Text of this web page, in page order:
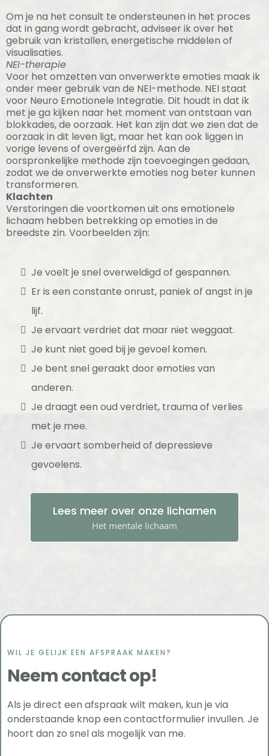
Om je na het consult te ondersteunen in het proces
dat in gang wordt gebracht, adviseer ik over het
gebruik van kristallen, energetische middelen of
visualisaties.
NEI-therapie
Voor het omzetten van onverwerkte emoties maak ik
onder meer gebruik van de NEI-methode. NEI staat
voor Neuro Emotionele Integratie. Dit houdt in dat ik
met je ga kijken naar het moment van ontstaan van
blokkades, de oorzaak. Het kan zijn dat we zien dat de
oorzaak in dit leven ligt, maar het kan ook liggen in
vorige levens of overgeërfd zijn. Aan de
oorspronkelijke methode zijn toevoegingen gedaan,
zodat we de onverwerkte emoties nog beter kunnen
transformeren.
Klachten
Verstoringen die voortkomen uit ons emotionele
lichaam hebben betrekking op emoties in de
breedste zin. Voorbeelden zijn:
Je voelt je snel overweldigd of gespannen.
Er is een constante onrust, paniek of angst in je
lijf.
Je ervaart verdriet dat maar niet weggaat.
Je kunt niet goed bij je gevoel komen.
Je bent snel geraakt door emoties van
anderen.
Je draagt een oud verdriet, trauma of verlies
met je mee.
Je ervaart somberheid of depressieve
gevoelens.
Lees meer over onze lichamen
Het mentale lichaam
WIL JE GELIJK EEN AFSPRAAK MAKEN?
Neem contact op!
Als je direct een afspraak wilt maken, kun je via
onderstaande knop een contactformulier invullen. Je
hoort dan zo snel als mogelijk van me.